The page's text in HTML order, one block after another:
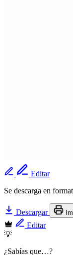
Editar
Se descarga en
Descargar
Editar
💡
¿Sabías que…?